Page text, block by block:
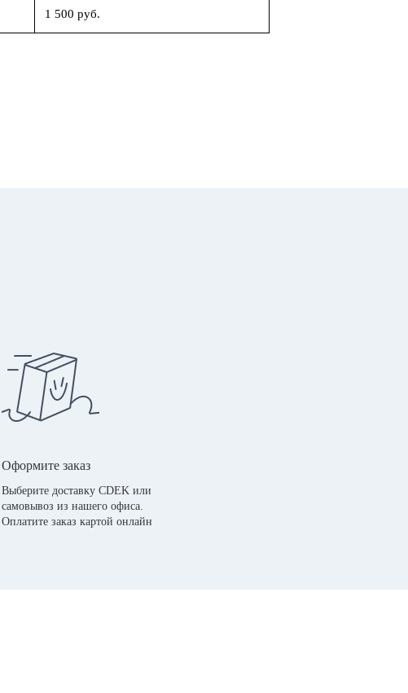
1 500 руб.
Оформите заказ
Выберите доставку CDEK или
самовывоз из нашего офиса.
Оплатите заказ картой онлайн